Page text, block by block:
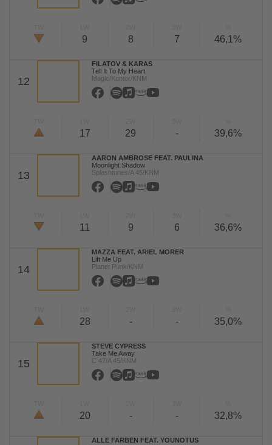
9 8 7 46,1%
12
FILATOV & KARAS
Tell It To My Heart
Magic/Kontor/KNM
17 29 - 39,6%
13
AARON AMBROSE FEAT. PAULINA
Moonlight Shadow
Splashtunes/A 45/KNM
11 9 6 36,6%
14
MAZZA FEAT. ARIEL MORER
Lift Me Up
Planet Punk/KNM
28 - - 35,0%
15
STEVE CYPRESS
Take Me Away
C 47/A 45/KNM
20 - - 32,8%
ALLE FARBEN FEAT. YOUNOTUS